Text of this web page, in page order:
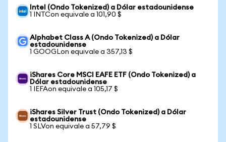
Intel (Ondo Tokenized) a Dólar estadounidense
1 INTCon equivale a 101,90 $
Alphabet Class A (Ondo Tokenized) a Dólar
estadounidense
1 GOOGLon equivale a 357,13 $
iShares Core MSCI EAFE ETF (Ondo Tokenized) a
Dólar estadounidense
1 IEFAon equivale a 105,17 $
iShares Silver Trust (Ondo Tokenized) a Dólar
estadounidense
1 SLVon equivale a 57,79 $